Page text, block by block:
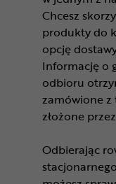
Chcesz
produkty do
opcję
Informację o
odbioru
zamówione z
złożone
Odbierając